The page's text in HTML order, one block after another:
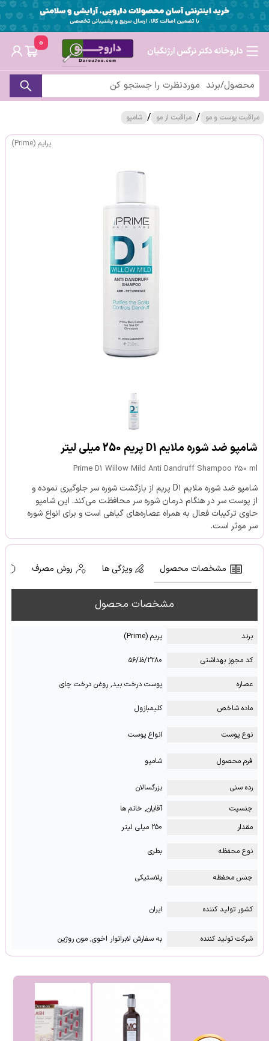
داروخانه دکتر نرگس ارژنگیان
0
مراقبت پوست و مو / مراقبت از مو / شامپو
پرایم (Prime)
شامپو ضد شوره ملایم D1 پریم 250 میلی لیتر
Prime D1 Willow Mild Anti Dandruff Shampoo 250 ml
شامپو ضد شوره ملایم D۱ پریم از بازگشت شوره سر جلوگیری نموده و
از پوست سر در هنگام درمان شوره سر محافظت می‌کند. این شامپو
حاوی ترکیبات فعال به همراه عصاره‌های گیاهی است و برای انواع شوره
سر موثر است.
مشخصات محصول ویژگی ها روش مصرف
مشخصات محصول
برند پریم (Prime)
کد مجوز بهداشتی ۲۲۸۰/ظ/۵۶
عصاره پوست درخت بید, روغن درخت چای
ماده شاخص کلیمبازول
نوع پوست انواع پوست
فرم محصول شامپو
رده سنی
بزرگسالان
جنسیت
آقایان, خانم ها
مقدار
۲۵۰ میلی لیتر
نوع محفظه بطری
جنس محفظه پلاستیکی
کشور تولید کننده ایران
شرکت تولید کننده به سفارش لابراتوار اخوی, مون روژین